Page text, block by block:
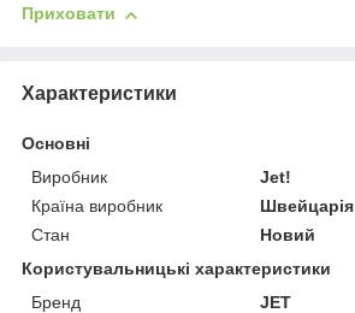
Приховати
Характеристики
Основні
Виробник
Jet!
Країна виробник
Швейцарія
Стан
Новий
Користувальницькі характеристики
Бренд
JET